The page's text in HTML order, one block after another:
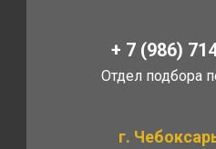
Отдел подбора
+ 7 (986)
г.